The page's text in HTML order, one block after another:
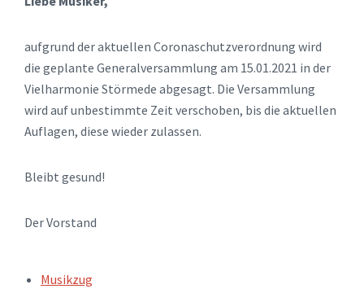
aufgrund der aktuellen Coronaschutzverordnung wird
die geplante Generalversammlung am 15.01.2021 in der
Vielharmonie Störmede abgesagt. Die Versammlung
wird auf unbestimmte Zeit verschoben, bis die aktuellen
Auflagen, diese wieder zulassen.
Bleibt gesund!
Der Vorstand
TAGS:Musikzug